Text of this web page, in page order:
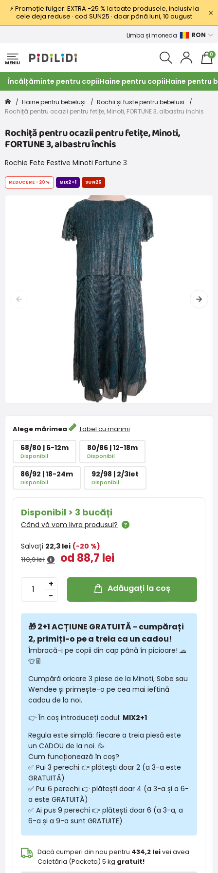
⚡ Promoție fulger: EXTRA −25 % la toate produsele, inclusiv la
cele deja reduse · cod SUN25 · doar până luni, 10 august
Limba și moneda RON
MENIU
0
Încălțăminte pentru copiiHaine pentru copiiHaine pentru
Haine pentru bebeluși
Rochii și fuste pentru bebelusi
Rochiță pentru ocazii pentru fetițe, Minoti, FORTUNE 3, albastru închis
Rochiță pentru ocazii pentru fetițe, Minoti,
FORTUNE 3, albastru închis
Rochie Fete Festive Minoti Fortune 3
Alege mărimea Tabel cu marimi
68/80 | 6-12m
Disponibil
80/86 | 12-18m
Disponibil
86/92 | 18-24m
Disponibil
92/98 | 2/3let
Disponibil
Disponibil > 3 bucăți
Când vă vom livra produsul?
Salvați 22,3 lei (-20 %)
110,9 lei od 88,7 lei
-
+ Adăugați la coș
🎁 2+1 ACȚIUNE GRATUITĂ - cumpărați
2, primiți-o pe a treia ca un cadou!
Îmbracă-i pe copii din cap până în picioare! 🧢
👕👖
Cumpără oricare 3 piese de la Minoti, Sobe sau
Wendee și primește-o pe cea mai ieftină
cadou de la noi.
👉 În coș introduceți codul: MIX2+1
Regula este simplă: fiecare a treia piesă este
un CADOU de la noi. 🥳
Cum funcționează în coș?
✅ Pui 3 perechi 👉 plătești doar 2 (a 3-a este
GRATUITĂ)
✅ Pui 6 perechi 👉 plătești doar 4 (a 3-a și a 6-
a este GRATUITĂ)
✅ Ai pus 9 perechi 👉 plătești doar 6 (a 3-a, a
6-a și a 9-a sunt GRATUITE)
Dacă cumperi din nou pentru 434,2 leivei avea
Coletăria (Packeta) 5 kg gratuit!
REDUCERE -20% MIX2+1 SUN25